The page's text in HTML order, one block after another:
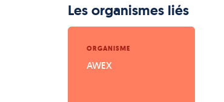
Les organismes liés
ORGANISME
AWEX